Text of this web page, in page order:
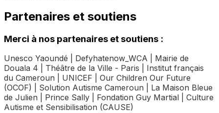
Partenaires et soutiens
Merci à nos partenaires et soutiens :
Unesco Yaoundé | Defyhatenow_WCA | Mairie de
Douala 4 | Théâtre de la Ville - Paris | Institut français
du Cameroun | UNICEF | Our Children Our Future
(OCOF) | Solution Autisme Cameroun | La Maison Bleue
de Julien | Prince Sally | Fondation Guy Martial | Culture
Autisme et Sensibilisation (CAUSE)